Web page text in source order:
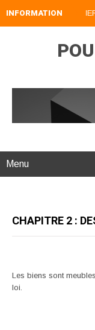
INFORMATION
NOS LIVRES
Menu
CHAPITRE 2 :
Les biens sont
loi.